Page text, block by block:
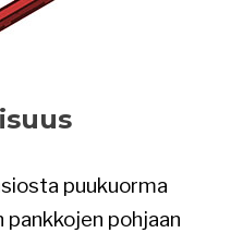
puukuorma
pohjaan